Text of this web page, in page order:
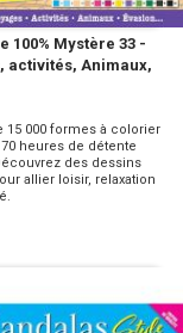
100% Mystère 33 -
activités, Animaux,
15 000 formes à colorier
heures de détente
des dessins
allier loisir, relaxation